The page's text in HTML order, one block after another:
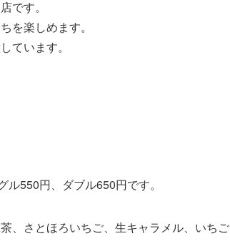
です。
を楽しめます。
ています。
550円、ダブル650円です。
、さとほろいちご、生キャラメル、いちご